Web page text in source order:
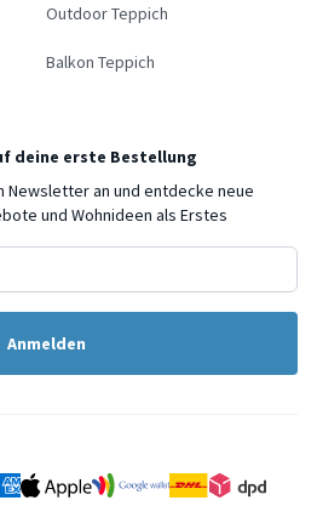
Outdoor Teppich
Balkon Teppich
deine erste Bestellung
Newsletter an und entdecke neue
und Wohnideen als Erstes
Anmelden